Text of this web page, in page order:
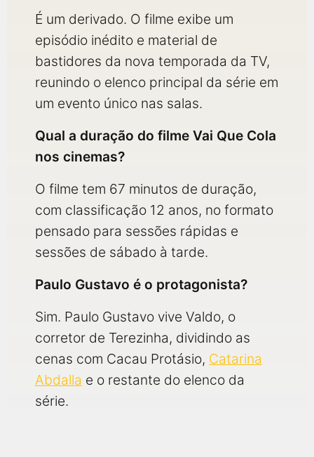
É um derivado. O filme exibe um
episódio inédito e material de
bastidores da nova temporada da TV,
reunindo o elenco principal da série em
um evento único nas salas.
Qual a duração do filme Vai Que Cola
nos cinemas?
O filme tem 67 minutos de duração,
com classificação 12 anos, no formato
pensado para sessões rápidas e
sessões de sábado à tarde.
Paulo Gustavo é o protagonista?
Sim. Paulo Gustavo vive Valdo, o
corretor de Terezinha, dividindo as
cenas com Cacau Protásio, Catarina
Abdalla e o restante do elenco da
série.